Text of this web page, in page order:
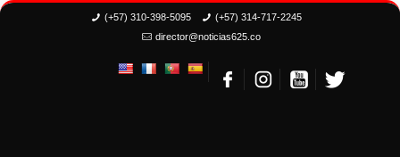
(+57) 310-398-5095
(+57) 314-717-2245
director@noticias625.co